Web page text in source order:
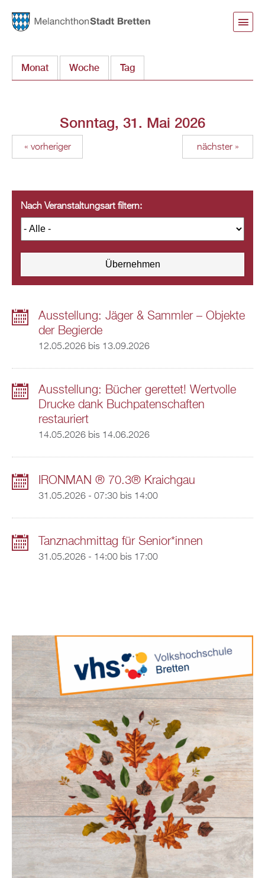
Monat Woche Tag
Sonntag, 31. Mai 2026
« vorheriger nächster »
Nach Veranstaltungsart filtern:
Ausstellung: Jäger & Sammler – Objekte
der Begierde
12.05.2026bis 13.09.2026
Ausstellung: Bücher gerettet! Wertvolle
Drucke dank Buchpatenschaften
restauriert
14.05.2026bis 14.06.2026
IRONMAN ® 70.3® Kraichgau
31.05.2026 - 07:30bis 14:00
Tanznachmittag für Senior*innen
31.05.2026 - 14:00bis 17:00